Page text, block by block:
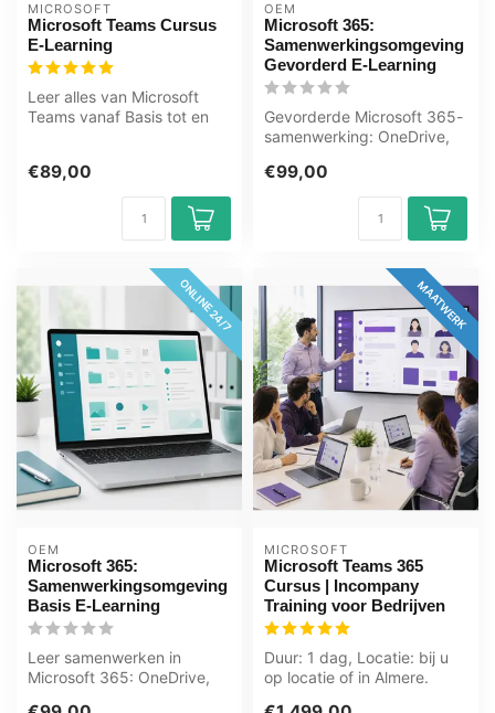
MICROSOFT
Microsoft Teams Cursus
E-Learning
Leer alles van Microsoft
Teams vanaf Basis tot en
€89,00
OEM
Microsoft 365:
Samenwerkingsomgeving
Gevorderd E-Learning
Gevorderde Microsoft 365-
samenwerking: OneDrive,
Outlo...
€99,00
ONLINE 24/7
OEM
Microsoft 365:
Samenwerkingsomgeving
Basis E-Learning
Leer samenwerken in
Microsoft 365: OneDrive,
MAATWERK
MICROSOFT
Microsoft Teams 365
Cursus | Incompany
Training voor Bedrijven
Duur: 1 dag, Locatie: bij u
op locatie of in Almere.